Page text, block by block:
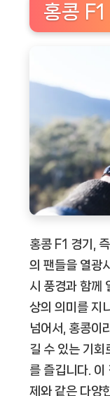
홍콩
홍콩 F1 경기,
의 팬들을 열광
시 풍경과 함께
상의 의미를 지
넘어서, 홍콩이
길 수 있는 기회
를 즐깁니다. 이
제와 같은 다양